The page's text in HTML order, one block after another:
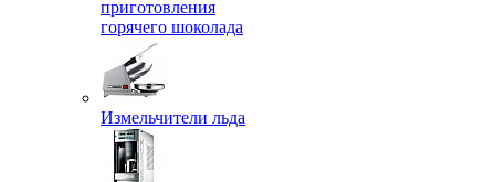
приготовления
горячего шоколада
Измельчители льда